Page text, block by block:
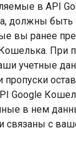
в API
должны
вы ранее
При
учетные
Google
в нем
связаны с